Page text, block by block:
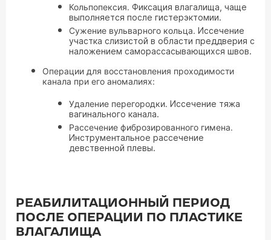
Кольпопексия. Фиксация влагалища, чаще
выполняется после гистерэктомии.
Сужение вульварного кольца. Иссечение
участка слизистой в области преддверия с
наложением саморассасывающихся швов.
Операции для восстановления проходимости
канала при его аномалиях:
Удаление перегородки. Иссечение тяжа
вагинального канала.
Рассечение фиброзированного гимена.
Инструментальное рассечение
девственной плевы.
РЕАБИЛИТАЦИОННЫЙ ПЕРИОД
ПОСЛЕ ОПЕРАЦИИ ПО ПЛАСТИКЕ
ВЛАГАЛИЩА